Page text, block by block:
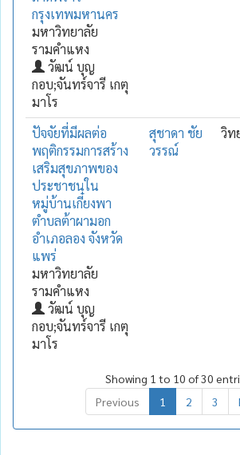
กรุงเทพมหานคร
มหาวิทยาลัย
รามคำแหง
วัฒน์ บุญ
กอบ;จันทร์จารี เกตุ
มาโร
ปัจจัยที่มีผลต่อ
พฤติกรรมการสร้าง
เสริมสุขภาพของ
ประชาชนใน
หมู่บ้านเกี๋ยงพา
ตำบลต้าผามอก
อำเภอลอง จังหวัด
แพร่
มหาวิทยาลัย
รามคำแหง
วัฒน์ บุญ
กอบ;จันทร์จารี เกตุ
มาโร
สุชาดา ชัย
วรรณ์
วิท
Showing 1 to 10 of 30
Previous
1 2 3